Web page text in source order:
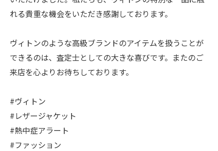
れる貴重な機会をいただき感謝しております。
ヴィトンのような高級ブランドのアイテムを扱うことが
できるのは、査定士としての大きな喜びです。またのご
来店を心よりお待ちしております。
#ヴィトン
#レザージャケット
#熱中症アラート
#ファッション